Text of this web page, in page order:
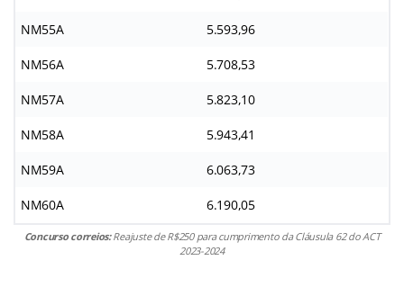
NM55A 5.593,96
NM56A 5.708,53
NM57A 5.823,10
NM58A 5.943,41
NM59A 6.063,73
NM60A 6.190,05
Concurso correios:Reajuste de R$250 para cumprimento da Cláusula 62 do ACT
2023-2024